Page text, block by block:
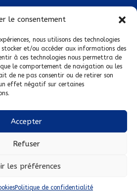
le consentement
nous utilisons des technologies
stocker et/ou accéder aux informations des
à ces technologies nous permettra de
le comportement de navigation ou les
de ne pas consentir ou de retirer son
effet négatif sur certaines
Accepter
Refuser
les préférences
Politique de confidentialité
Régional·e !
chez vous !
de vente